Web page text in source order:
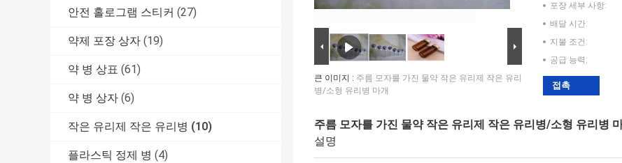
안전 홀로그램 스티커 (27)
약제 포장 상자 (19)
약 병 상표 (61)
약 병 상자 (6)
작은 유리제 작은 유리병 (10)
플라스틱 정제 병 (4)
큰 이미지 : 주름 모자를 가진 물약 작은 유리제 작은 유리
병/소형 유리병 마개
포장 세부 사항:
배달 시간:
지불 조건:
공급 능력:
접촉
주름 모자를 가진 물약 작은 유리제 작은 유리병/소형 유리병
설명